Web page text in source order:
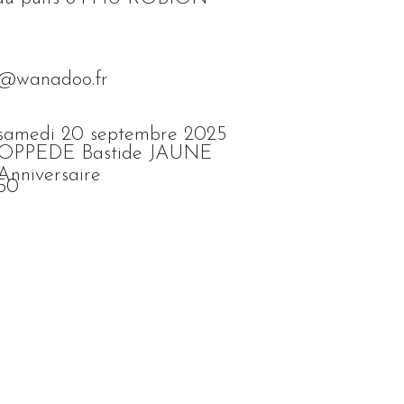
20 septembre 2025
Bastide JAUNE